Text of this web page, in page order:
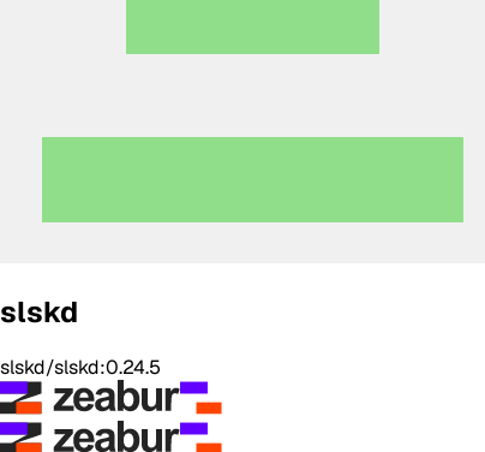
slskd
slskd/slskd:0.24.5